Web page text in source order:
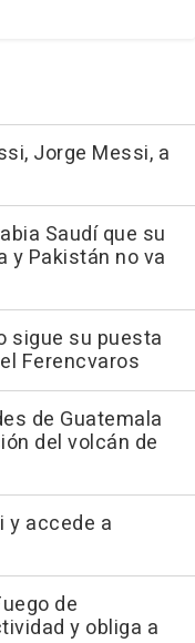
Jorge Messi, a
Saudí que su
y Pakistán no va
sigue su puesta
Ferencvaros
de Guatemala
del volcán de
y accede a
de
y obliga a